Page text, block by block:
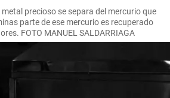
precioso se separa del mercurio que
parte de ese mercurio es recuperado
FOTO MANUEL SALDARRIAGA